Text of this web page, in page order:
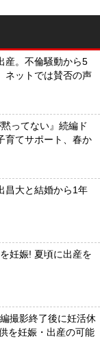
産。不倫騒動から5
ネットでは賛否の声
ってない』続編ド
育てサポート、春か
昌大と結婚から1年
妊娠! 夏頃に出産を
撮影終了後に妊活休
を妊娠・出産の可能